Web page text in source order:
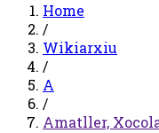
Home
/
Wikiarxiu
/
A
/
Amatller,